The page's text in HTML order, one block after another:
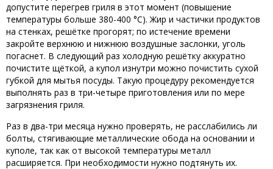
допустите перегрев гриля в этот момент (повышение
температуры больше 380-400 °C). Жир и частички продуктов
на стенках, решётке прогорят; по истечение времени
закройте верхнюю и нижнюю воздушные заслонки, уголь
погаснет. В следующий раз холодную решётку аккуратно
почистите щёткой, а купол изнутри можно почистить сухой
губкой для мытья посуды. Такую процедуру рекомендуется
выполнять раз в три-четыре приготовления или по мере
загрязнения гриля.
Раз в два-три месяца нужно проверять, не расслабились ли
болты, стягивающие металлические обода на основании и
куполе, так как от высокой температуры металл
расширяется. При необходимости нужно подтянуть их.